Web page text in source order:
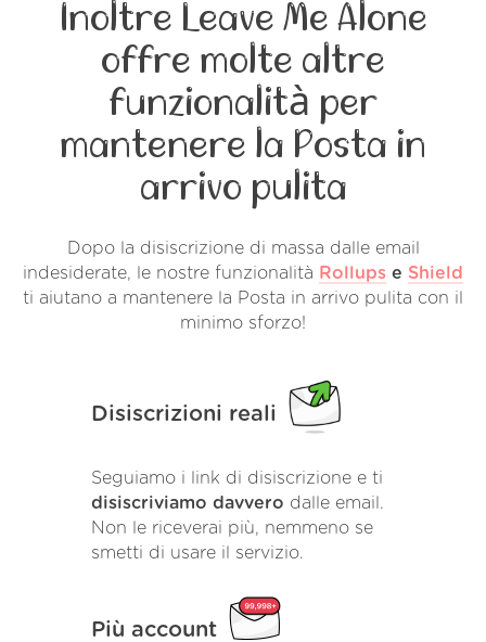
Inoltre Leave Me Alone
offre molte altre
funzionalità per
mantenere la Posta in
arrivo pulita
Dopo la disiscrizione di massa dalle email
indesiderate, le nostre funzionalità Rollups e Shield
ti aiutano a mantenere la Posta in arrivo pulita con il
minimo sforzo!
Disiscrizioni reali
Seguiamo i link di disiscrizione e ti
disiscriviamo davvero dalle email.
Non le riceverai più, nemmeno se
smetti di usare il servizio.
Più account